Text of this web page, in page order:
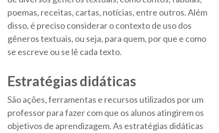
poemas, receitas, cartas, notícias, entre outros. Além
disso, é preciso considerar o contexto de uso dos
gêneros textuais, ou seja, para quem, por que e como
se escreve ou se lê cada texto.
Estratégias didáticas
São ações, ferramentas e recursos utilizados por um
professor para fazer com que os alunos atingirem os
objetivos de aprendizagem. As estratégias didáticas